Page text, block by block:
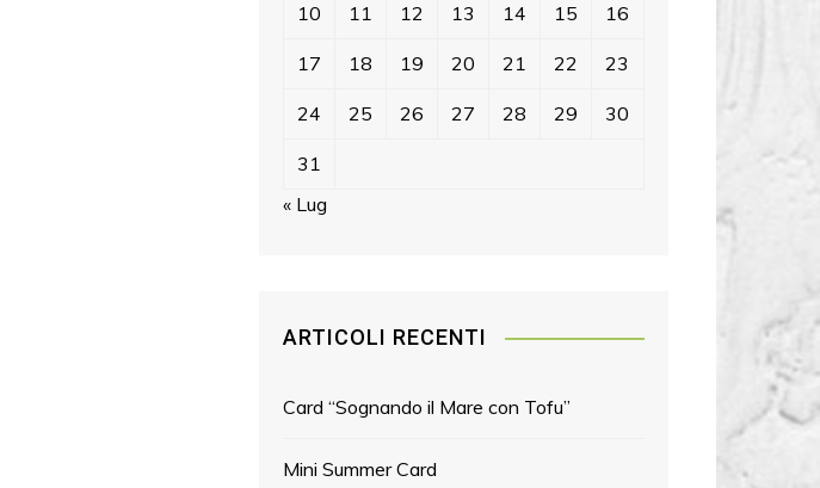
10 11 12 13 14 15 16
17 18 19 20 21 22 23
24 25 26 27 28 29 30
31
« Lug
ARTICOLI RECENTI
Card “Sognando il Mare con Tofu”
Mini Summer Card